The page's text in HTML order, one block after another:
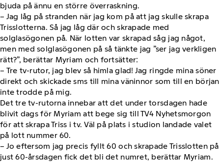
bjuda på ännu en större överraskning.
– Jag låg på stranden när jag kom på att jag skulle skrapa
Trisslotterna. Så jag låg där och skrapade med
solglasögonen på. När lotten var skrapad såg jag något,
men med solglasögonen på så tänkte jag ”ser jag verkligen
rätt?”, berättar Myriam och fortsätter:
– Tre tv-rutor, jag blev så himla glad! Jag ringde mina söner
direkt och skickade sms till mina väninnor som till en början
inte trodde på mig.
Det tre tv-rutorna innebar att det under torsdagen hade
blivit dags för Myriam att bege sig till TV4 Nyhetsmorgon
för att skrapa Triss i tv. Väl på plats i studion landade valet
på lott nummer 60.
– Jo eftersom jag precis fyllt 60 och skrapade Trisslotten på
just 60-årsdagen fick det bli det numret, berättar Myriam.